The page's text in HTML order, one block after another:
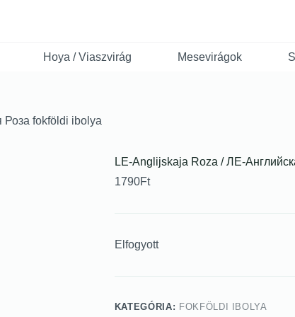
Hoya / Viaszvirág Mesevirágok
Роза fokföldi ibolya
LE-Anglijskaja Roza / ЛЕ-
1790Ft
Elfogyott
KATEGÓRIA: FOKFÖLDI IBOLYA